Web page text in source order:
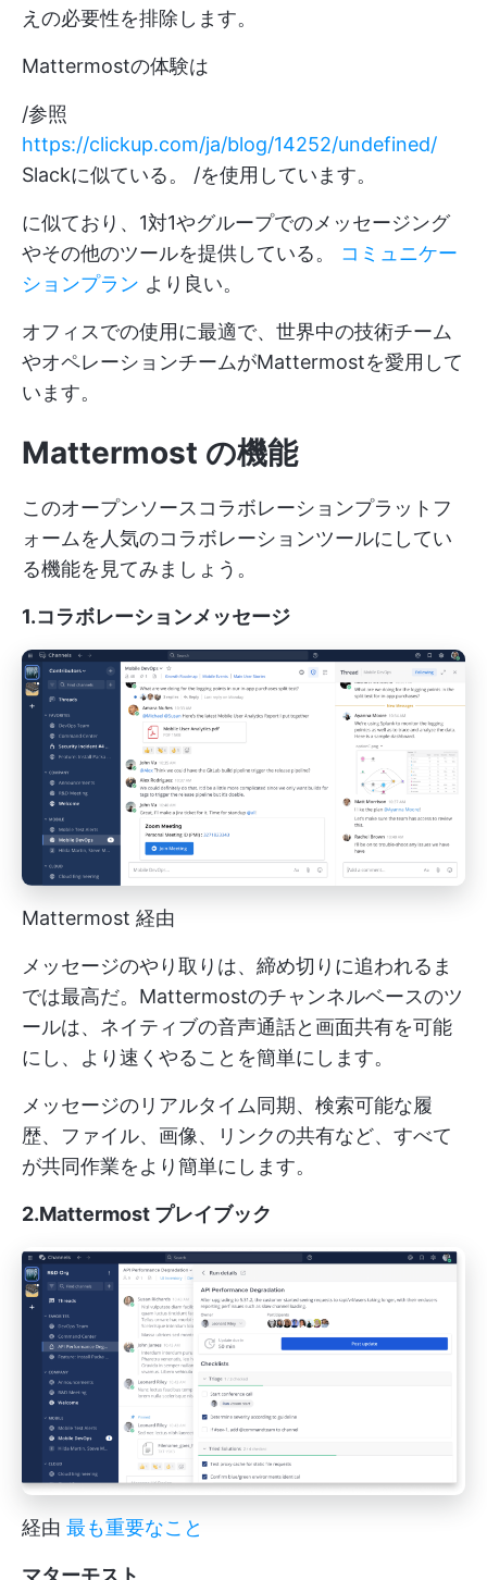
えの必要性を排除します。
Mattermostの体験は
/参照
https://clickup.com/ja/blog/14252/undefined/
Slackに似ている。 /を使用しています。
に似ており、1対1やグループでのメッセージング
やその他のツールを提供している。 コミュニケー
ションプラン より良い。
オフィスでの使用に最適で、世界中の技術チーム
やオペレーションチームがMattermostを愛用して
います。
Mattermost の機能
このオープンソースコラボレーションプラットフ
ォームを人気のコラボレーションツールにしてい
る機能を見てみましょう。
1.コラボレーションメッセージ
Mattermost 経由
メッセージのやり取りは、締め切りに追われるま
では最高だ。Mattermostのチャンネルベースのツ
ールは、ネイティブの音声通話と画面共有を可能
にし、より速くやることを簡単にします。
メッセージのリアルタイム同期、検索可能な履
歴、ファイル、画像、リンクの共有など、すべて
が共同作業をより簡単にします。
2.Mattermost プレイブック
経由 最も重要なこと
マターモスト